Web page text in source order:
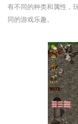
有不同的种类和属性，
同的游戏乐趣。